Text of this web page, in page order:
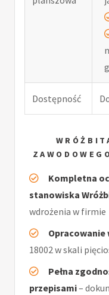
Dostępność
Kompletna
stanowiska
wdrożenia w firmie
Opracowanie
18002 w skali
Pełna
przepisami–